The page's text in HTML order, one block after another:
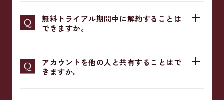
無料トライアル期間中に解約することは
できますか。
アカウントを他の人と共有することはで
きますか。